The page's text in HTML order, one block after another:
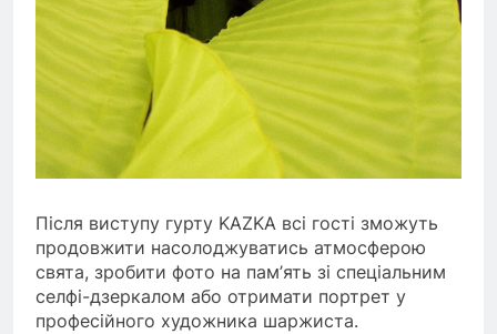
Після виступу гурту KAZKA всі гості зможуть
продовжити насолоджуватись атмосферою
свята, зробити фото на пам’ять зі спеціальним
селфі-дзеркалом або отримати портрет у
професійного художника шаржиста.